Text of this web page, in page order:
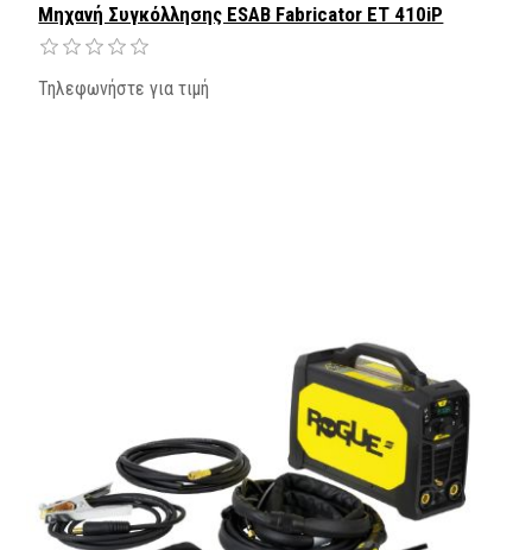
Μηχανή Συγκόλλησης ESAB Fabricator ET 410iP
Τηλεφωνήστε για τιμή